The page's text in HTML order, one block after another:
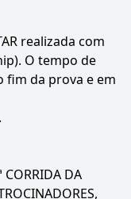
realizada com
O tempo de
fim da prova e em
DA